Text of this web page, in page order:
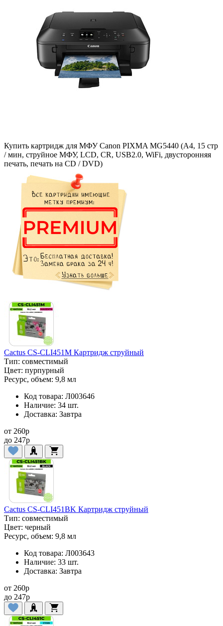
Купить картридж для МФУ Canon PIXMA MG5440 (A4, 15 стр
/ мин, струйное МФУ, LCD, CR, USB2.0, WiFi, двусторонняя
печать, печать на CD / DVD)
Cactus CS-CLI451M Картридж струйный
Тип: совместимый
Цвет: пурпурный
Ресурс, объем: 9,8 мл
Код товара: Л003646
Наличие: 34 шт.
Доставка: Завтра
от 260p
до 247p
Cactus CS-CLI451BK Картридж струйный
Тип: совместимый
Цвет: черный
Ресурс, объем: 9,8 мл
Код товара: Л003643
Наличие: 33 шт.
Доставка: Завтра
от 260p
до 247p